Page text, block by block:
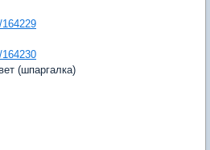
(шпаргалка)